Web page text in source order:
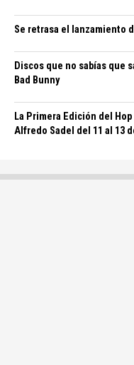
Se retrasa el lanzamiento
Discos que no sabías que
Bad Bunny
La Primera Edición del
Alfredo Sadel del 11 al 13